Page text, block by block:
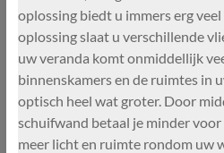
oplossing biedt u immers erg
oplossing slaat u verschillende
uw veranda komt onmiddellijk
binnenskamers en de ruimtes in
optisch heel wat groter. Door
schuifwand betaal je minder
meer licht en ruimte rondom uw